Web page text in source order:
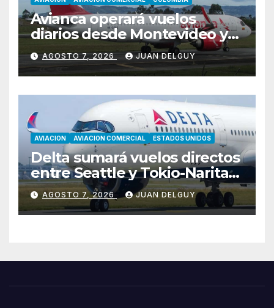
Avianca operará vuelos
diarios desde Montevideo y
Asunción hacia Bogotá
AGOSTO 7, 2026 JUAN DELGUY
AVIACION AVIACION COMERCIAL ESTADOS UNIDOS
Delta sumará vuelos directos
entre Seattle y Tokio-Narita
desde marzo de 2027
AGOSTO 7, 2026 JUAN DELGUY